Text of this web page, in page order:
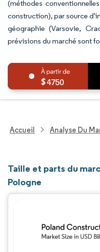
(méthodes
construction), par source
géographie (Varsovie,
prévisions du marché sont
4750
Accueil Analyse Du
Taille et parts du
Pologne